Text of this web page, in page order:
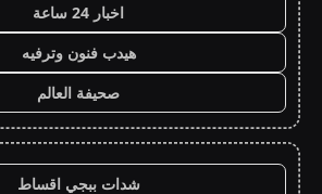
اخبار 24 ساعة
هيدب فنون وترفيه
صحيفة العالم
شدات ببجي اقساط